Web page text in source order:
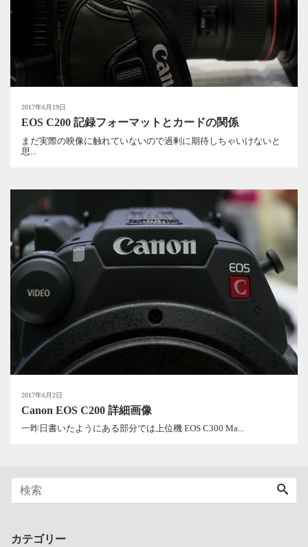
2017年6月19日
EOS C200 記録フォーマットとカードの関係
まだ実際の映像に触れていないので過剰に期待しちゃいけないと
思...
2017年6月2日
Canon EOS C200 詳細画像
一昨日書いたようにある部分では上位機 EOS C300 Ma...
カテゴリー